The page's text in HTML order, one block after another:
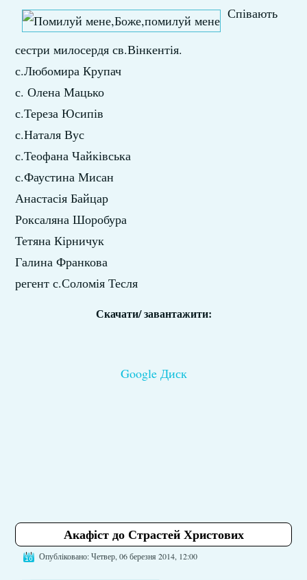
Співають
сестри милосердя св.Вінкентія.
с.Любомира Крупач
с. Олена Мацько
с.Тереза Юсипів
с.Наталя Вус
с.Теофана Чайківська
с.Фаустина Мисан
Анастасія Байцар
Роксаляна Шоробура
Тетяна Кірничук
Галина Франкова
регент с.Соломія Тесля
Скачати/ завантажити:
Google Диск
Акафіст до Страстей Христових
Опубліковано: Четвер, 06 березня 2014, 12:00